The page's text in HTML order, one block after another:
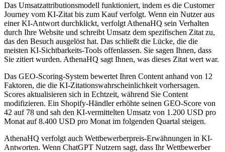
Das Umsatzattributionsmodell funktioniert, indem es die Customer
Journey vom KI-Zitat bis zum Kauf verfolgt. Wenn ein Nutzer aus
einer KI-Antwort durchklickt, verfolgt AthenaHQ sein Verhalten
durch Ihre Website und schreibt Umsatz dem spezifischen Zitat zu,
das den Besuch ausgelöst hat. Das schließt die Lücke, die die
meisten KI-Sichtbarkeits-Tools offenlassen. Sie sagen Ihnen, dass
Sie zitiert wurden. AthenaHQ sagt Ihnen, was dieses Zitat wert war.
Das GEO-Scoring-System bewertet Ihren Content anhand von 12
Faktoren, die die KI-Zitationswahrscheinlichkeit vorhersagen.
Scores aktualisieren sich in Echtzeit, während Sie Content
modifizieren. Ein Shopify-Händler erhöhte seinen GEO-Score von
42 auf 78 und sah den KI-vermittelten Umsatz von 1.200 USD pro
Monat auf 8.400 USD pro Monat im folgenden Quartal steigen.
AthenaHQ verfolgt auch Wettbewerberpreis-Erwähnungen in KI-
Antworten. Wenn ChatGPT Nutzern sagt, dass Ihr Wettbewerber